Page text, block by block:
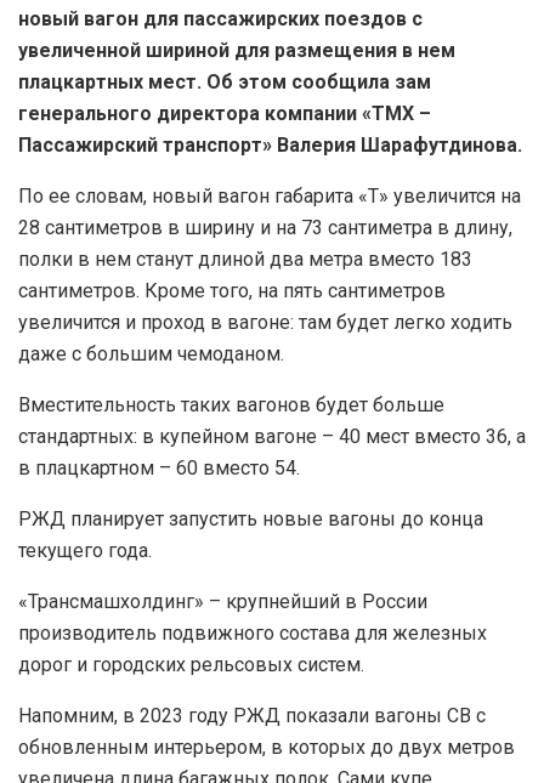
новый вагон для пассажирских поездов с
увеличенной шириной для размещения в нем
плацкартных мест. Об этом сообщила зам
генерального директора компании «ТМХ –
Пассажирский транспорт» Валерия Шарафутдинова.
По ее словам, новый вагон габарита «Т» увеличится на
28 сантиметров в ширину и на 73 сантиметра в длину,
полки в нем станут длиной два метра вместо 183
сантиметров. Кроме того, на пять сантиметров
увеличится и проход в вагоне: там будет легко ходить
даже с большим чемоданом.
Вместительность таких вагонов будет больше
стандартных: в купейном вагоне – 40 мест вместо 36, а
в плацкартном – 60 вместо 54.
РЖД планирует запустить новые вагоны до конца
текущего года.
«Трансмашхолдинг» – крупнейший в России
производитель подвижного состава для железных
дорог и городских рельсовых систем.
Напомним, в 2023 году РЖД показали вагоны СВ с
обновленным интерьером, в которых до двух метров
увеличена длина багажных полок. Сами купе